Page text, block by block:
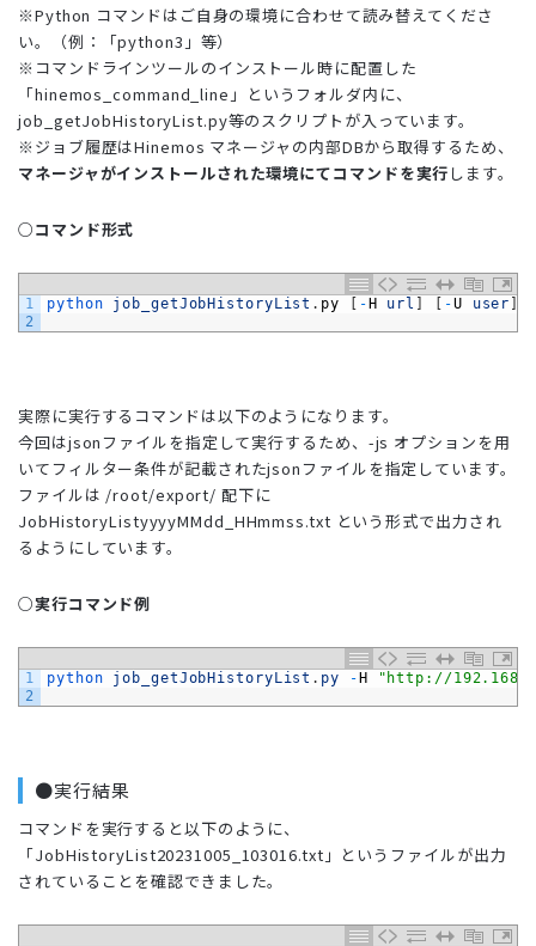
※Python コマンドはご自身の環境に合わせて読み替えてくださ
い。（例：「python3」等）
※コマンドラインツールのインストール時に配置した
「hinemos_command_line」というフォルダ内に、
job_getJobHistoryList.py等のスクリプトが入っています。
※ジョブ履歴はHinemos マネージャの内部DBから取得するため、
マネージャがインストールされた環境にてコマンドを実行 します。
○コマンド形式
1
2
python job_getJobHistoryList . py - H url -U user
実際に実行するコマンドは以下のようになります。
今回はjsonファイルを指定して実行するため、-js オプションを用
いてフィルター条件が記載されたjsonファイルを指定しています。
ファイルは /root/export/ 配下に
JobHistoryListyyyyMMdd_HHmmss.txt という形式で出力され
るようにしています。
○実行コマンド例
1
2
python job_getJobHistoryList . py - H "http://
●実行結果
コマンドを実行すると以下のように、
「JobHistoryList20231005_103016.txt」というファイルが出力
されていることを確認できました。